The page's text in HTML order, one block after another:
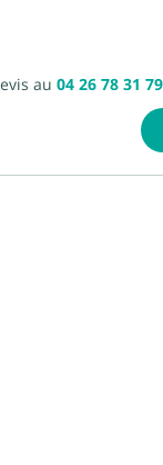
au 04 26 78 31 79